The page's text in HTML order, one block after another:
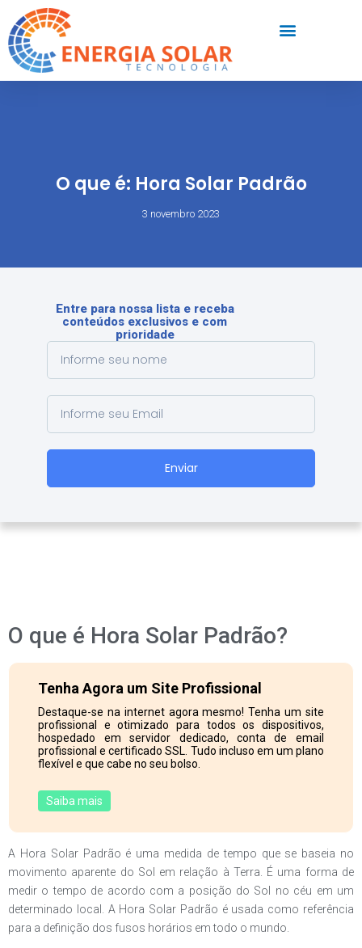
O que é: Hora Solar Padrão
3 novembro 2023
Enviar
Entre para nossa lista e receba
conteúdos exclusivos e com
prioridade
O que é Hora Solar Padrão?
Tenha Agora um Site Profissional
Destaque-se na internet agora mesmo! Tenha um site
profissional e otimizado para todos os dispositivos,
hospedado em servidor dedicado, conta de email
profissional e certificado SSL. Tudo incluso em um plano
flexível e que cabe no seu bolso.
Saiba mais
A Hora Solar Padrão é uma medida de tempo que se baseia no
movimento aparente do Sol em relação à Terra. É uma forma de
medir o tempo de acordo com a posição do Sol no céu em um
determinado local. A Hora Solar Padrão é usada como referência
para a definição dos fusos horários em todo o mundo.